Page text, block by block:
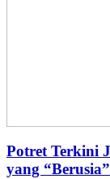
Potret Terkini
yang